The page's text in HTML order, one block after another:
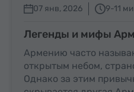
07 янв, 2026 9-11
Легенды и мифы
Армению часто
открытым небом,
Однако за этим